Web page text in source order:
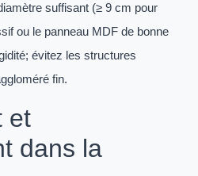
suffisant (≥ 9 cm pour
ou le panneau MDF de bonne
évitez les structures
fin.
et
dans la